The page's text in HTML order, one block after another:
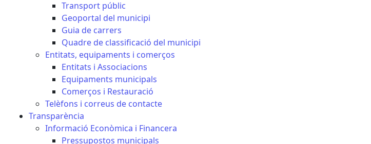
Transport públic
Geoportal del municipi
Guia de carrers
Quadre de classificació del municipi
Entitats, equipaments i comerços
Entitats i Associacions
Equipaments municipals
Comerços i Restauració
Telèfons i correus de contacte
Transparència
Informació Econòmica i Financera
Pressupostos municipals